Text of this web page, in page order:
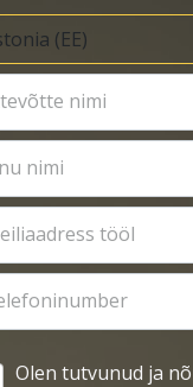
nimi
nimi
tööl
Olen tutvunud ja